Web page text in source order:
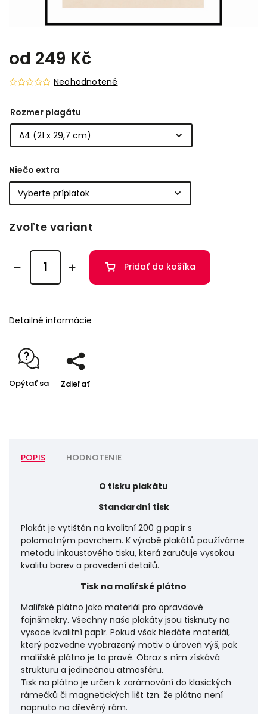
od 249 Kč
Neohodnotené
Rozmer plagátu
Niečo extra
Zvoľte variant
Pridať do košíka
Detailné informácie
Opýtať sa Zdieľať
POPIS HODNOTENIE
O tisku plakátu
Standardní tisk
Plakát je vytištěn na kvalitní 200 g papír s
polomatným povrchem. K výrobě plakátů používáme
metodu inkoustového tisku, která zaručuje vysokou
kvalitu barev a provedení detailů.
Tisk na malířské plátno
Malířské plátno jako materiál pro opravdové
fajnšmekry. Všechny naše plakáty jsou tisknuty na
vysoce kvalitní papír. Pokud však hledáte materiál,
který pozvedne vyobrazený motiv o úroveň výš, pak
malířské plátno je to pravé. Obraz s ním získává
strukturu a jedinečnou atmosféru.
Tisk na plátno je určen k zarámování do klasických
rámečků či magnetických lišt tzn. že plátno není
napnuto na dřevěný rám.